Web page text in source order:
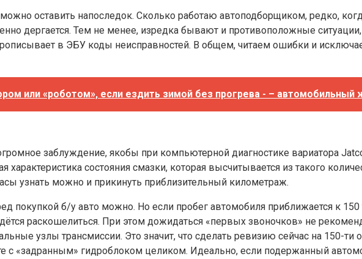
оставить напоследок. Сколько работаю автоподборщиком, редко,
дергается. Тем не менее, изредка бывают и противоположные ситуации,
в ЭБУ коды неисправностей. В общем, читаем ошибки и
или «роботом», если ездить зимой без прогрева - – автомобильный
заблуждение, якобы при компьютерной диагностике вариатора
характеристика состояния смазки, которая высчитывается из такого
узнать можно и прикинуть приблизительный километраж.
покупкой б/у авто можно. Но если пробег автомобиля приближается к 150
раскошелиться. При этом дожидаться «первых звоночков» не
узлы трансмиссии. Это значит, что сделать ревизию сейчас на 150-
с «задранным» гидроблоком целиком. Идеально, если подержанный